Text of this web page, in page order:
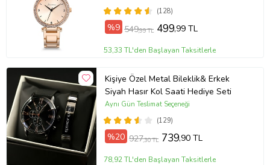
(128)
%9 549,99 TL 499,99 TL
53,33 TL'den Başlayan Taksitlerle
Kişiye Özel Metal Bileklik& Erkek
Siyah Hasır Kol Saati Hediye Seti
(129)
Aynı Gün Teslimat Seçeneği
%20 927,30 TL 739,90 TL
78,92 TL'den Başlayan Taksitlerle